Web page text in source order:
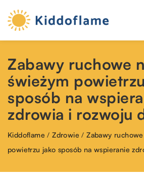
Zabawy ruchowe
świeżym
sposób na
zdrowia i rozwoju
Kiddoflame /Zdrowie /Zabawy
powietrzu jako sposób na wspieranie